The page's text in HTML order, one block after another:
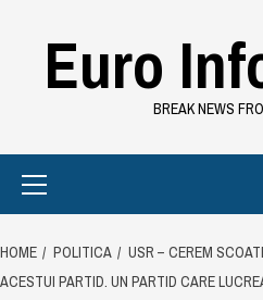
contentEuroBREAK NEWS
HOME POLITICA
USR – CEREM
ACESTUI PARTID. UN PARTID CARE